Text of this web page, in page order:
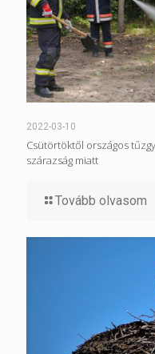
2022-03-10
Csütörtöktől országos
szárazság miatt
Tovább olvasom